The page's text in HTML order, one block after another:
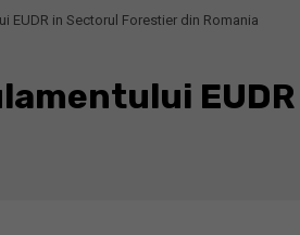
EUDR in Sectorul Forestier din Romania